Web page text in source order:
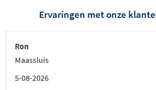
Ervaringen met onze
Ron
Maassluis
5-08-2026